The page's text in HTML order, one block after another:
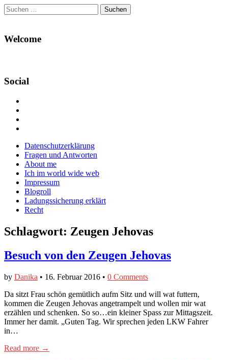
Suchen
nach:
Welcome
Social
Facebook
anzeigen
Twitter
anzeigen
auf
Instagram
anzeigen
Main
menu
Skip
content
Datenschutzerklärung
Fragen und Antworten
About me
Ich im world wide web
Impressum
Blogroll
Ladungssicherung erklärt
Recht
Schlagwort: Zeugen Jehovas
Besuch von den Zeugen Jehovas
by Danika • 16. Februar 2016 • 0 Comments
Da sitzt Frau schön gemütlich aufm Sitz und will wat futtern,
kommen die Zeugen Jehovas angetrampelt und wollen mir wat
erzählen und schenken. So so…ein kleiner Spass zur Mittagszeit.
Immer her damit. „Guten Tag. Wir sprechen jeden LKW Fahrer
in…
Read more →